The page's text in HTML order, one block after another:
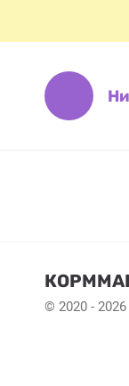
© 2020 - 2026